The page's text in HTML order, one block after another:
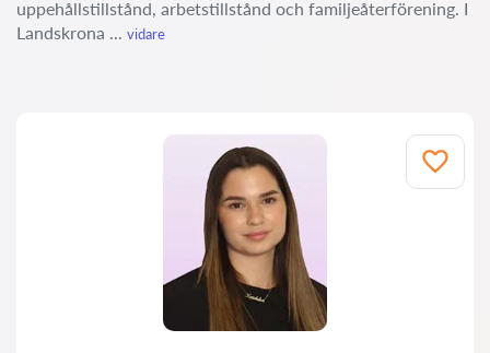
uppehållstillstånd, arbetstillstånd och familjeåterförening. I
Landskrona ... vidare